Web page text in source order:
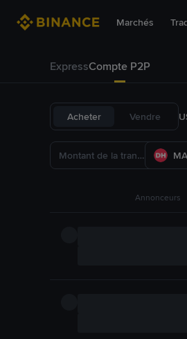
Marchés
ExpressCompte P2P
Acheter Vendre
Annonceurs